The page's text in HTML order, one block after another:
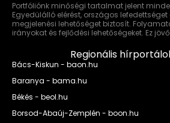
Portfóliónk minőségi tartalmat jelent
Egyedülálló elérést, országos
megjelenési lehetőséget biztosít.
irányokat és fejlődési lehetőségeket. Ez
Regionális
Bács-Kiskun - baon.hu
Baranya - bama.hu
Békés - beol.hu
Borsod-Abaúj-Zemplén - boon.hu